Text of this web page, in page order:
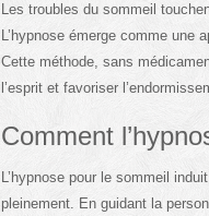
Les troubles du sommeil
L’hypnose émerge comme une
Cette méthode, sans
l’esprit et favoriser
Comment
L’hypnose pour le sommeil
pleinement. En guidant la